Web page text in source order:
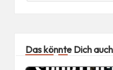
Das könnte Dich